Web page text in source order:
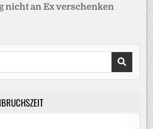
nicht an Ex verschenken